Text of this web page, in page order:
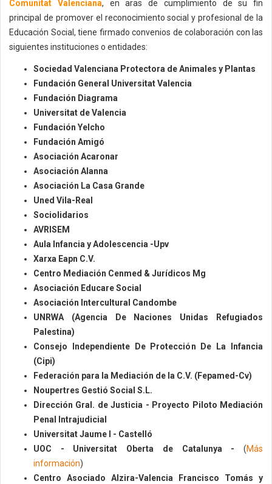
Comunitat Valenciana, en aras de cumplimiento de su fin
principal de promover el reconocimiento social y profesional de la
Educación Social, tiene firmado convenios de colaboración con las
siguientes instituciones o entidades:
Sociedad Valenciana Protectora de Animales y Plantas
Fundación General Universitat Valencia
Fundación Diagrama
Universitat de Valencia
Fundación Yelcho
Fundación Amigó
Asociación Acaronar
Asociación Alanna
Asociación La Casa Grande
Uned Vila-Real
Sociolidarios
AVRISEM
Aula Infancia y Adolescencia -Upv
Xarxa Eapn C.V.
Centro Mediación Cenmed & Jurídicos Mg
Asociación Educare Social
Asociación Intercultural Candombe
UNRWA (Agencia De Naciones Unidas Refugiados
Palestina)
Consejo Independiente De Protección De La Infancia
(Cipi)
Federación para la Mediación de la C.V. (Fepamed-Cv)
Noupertres Gestió Social S.L.
Dirección Gral. de Justicia - Proyecto Piloto Mediación
Penal Intrajudicial
Universitat Jaume I - Castelló
UOC - Universitat Oberta de Catalunya - (Más
información)
Centro Asociado Alzira-Valencia Francisco Tomás y